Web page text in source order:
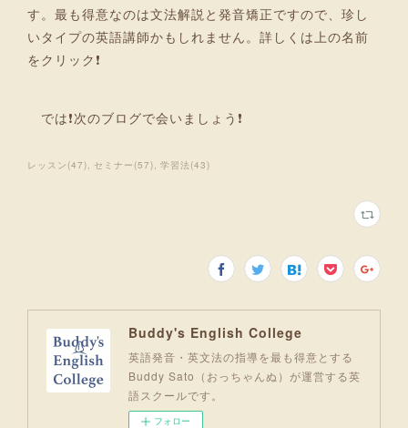
す。最も得意なのは文法解説と発音矯正ですので、珍し
いタイプの英語講師かもしれません。詳しくは上の名前
をクリック❗
では❗次のブログで会いましょう❗
レッスン (47) セミナー (57) 学習法(43)
Buddy's English College
英語発音・英文法の指導を最も得意とする
Buddy Sato（おっちゃんぬ）が運営する英
語スクールです。
フォロー